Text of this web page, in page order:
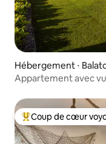
Hébergement ⋅
Appartement avec
Coups de cœur
Coup de cœur